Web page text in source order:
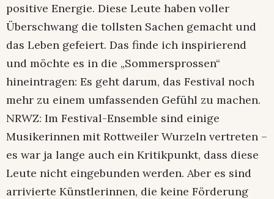
positive Energie. Diese Leute haben voller
Überschwang die tollsten Sachen gemacht und
das Leben gefeiert. Das finde ich inspirierend
und möchte es in die „Sommersprossen“
hineintragen: Es geht darum, das Festival noch
mehr zu einem umfassenden Gefühl zu machen.
NRWZ: Im Festival-Ensemble sind einige
Musikerinnen mit Rottweiler Wurzeln vertreten –
es war ja lange auch ein Kritikpunkt, dass diese
Leute nicht eingebunden werden. Aber es sind
arrivierte Künstlerinnen, die keine Förderung